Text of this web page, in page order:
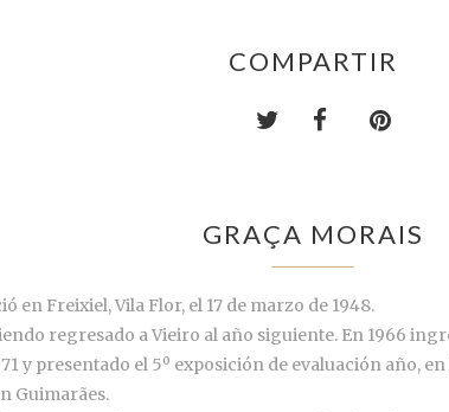
COMPARTIR
GRAÇA MORAIS
en Freixiel, Vila Flor, el 17 de marzo de 1948.
regresado a Vieiro al año siguiente. En 1966
y presentado el 5º exposición de evaluación año,
Guimarães.